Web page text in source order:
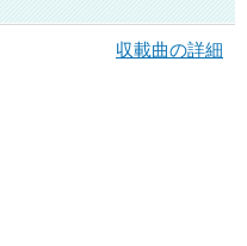
収載曲の詳細